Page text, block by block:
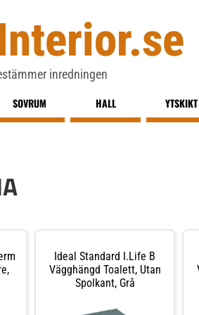
inredningen
SOVRUM HALL YTSKIKT
Ideal Standard I.life B
Vägghängd Toalett, Utan
Spolkant, Grå